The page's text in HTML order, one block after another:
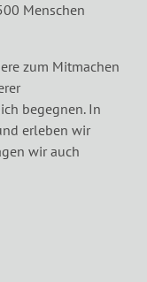
Menschen
zum Mitmachen
begegnen. In
erleben wir
wir auch